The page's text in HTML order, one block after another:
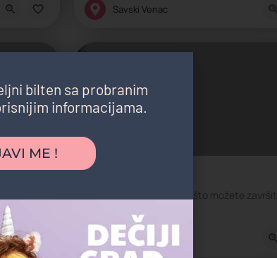
Internacionalna škola, Privatna škola
Savski Venac
„Obrazovanje nije nešto što možete završiti“
Internacionalna škola, Privatna škola
Savski Venac
bilten sa probranim
informacijama.
ME !